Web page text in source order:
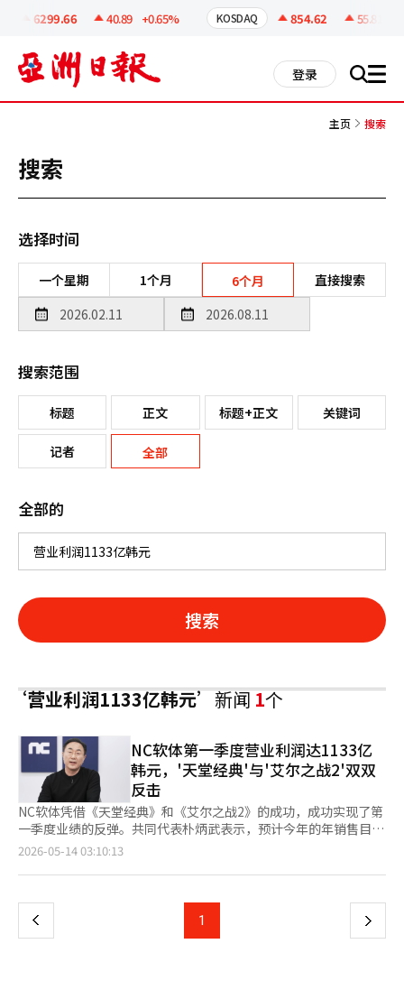
6299.66 40.89 +0.65% KOSDAQ 854.62 55.81
登录 搜 all
主页 搜索
搜索
选择时间
一个星期 1个月 6个月 直接搜索
搜索范围
标题 正文 标题+正文 关键词
记者 全部
全部的
搜索
‘营业利润1133亿韩元’新闻1个
NC软体第一季度营业利润达1133亿
韩元，'天堂经典'与'艾尔之战2'双双
反击
NC软体凭借《天堂经典》和《艾尔之战2》的成功，成功实现了第
一季度业绩的反弹。共同代表朴炳武表示，预计今年的年销售目标
将超过2.5万亿韩元，并计划在明年推出10余款新作。 NC在2026
元，营业利润为1133亿韩元，净利润为1524亿韩元。销售额较去
2070%，营业利润率为20%。 此次业绩的关键在于PC游戏部门。
NC第一季度PC游戏销售额达到3184亿韩元，创下历史季度最高纪
2026-05-14 03:10:13
上
页
1 下